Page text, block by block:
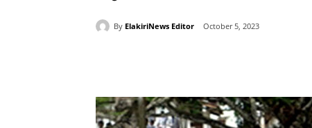
By ElakiriNews Editor October 5, 2023